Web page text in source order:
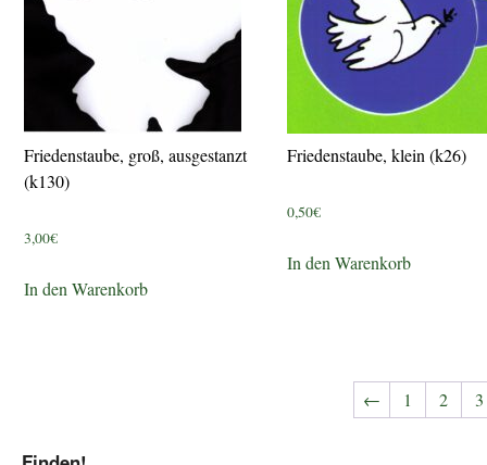
Friedenstaube, groß, ausgestanzt
(k130)
3,00€
In den Warenkorb
Friedenstaube, klein (k26)
0,50€
In den Warenkorb
← 1 2 3